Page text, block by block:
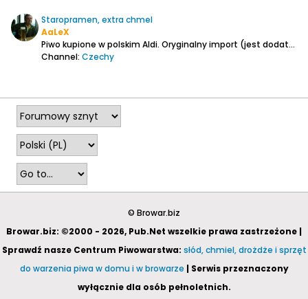
Staropramen, extra chmel
AaLeX
Piwo kupione w polskim Aldi. Oryginalny import (jest dodatkowa naklejka w języku polskim). Alkohol 4,5%. Skład: woda, słód jęczmienny, chmiel, chmielowe produkty, drożdże. Ekstraktu brak. Piana gruba z lacingiem. Zapach siarkowo-chmielowy. Barwa złota. Smak? No cóż. Zawiodłem się na tym...
Channel: Czechy
© Browar.biz
Browar.biz: ©2000 - 2026, Pub.Net wszelkie prawa zastrzeżone |
Sprawdź nasze Centrum Piwowarstwa: słód, chmiel, drożdże i sprzęt
do warzenia piwa w domu i w browarze | Serwis przeznaczony
wyłącznie dla osób pełnoletnich.